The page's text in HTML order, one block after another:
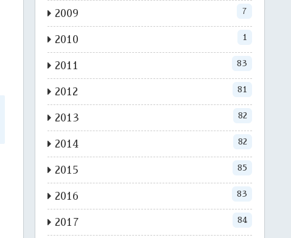
2009 7
2010 1
2011 83
2012 81
2013 82
2014 82
2015 85
2016 83
2017 84